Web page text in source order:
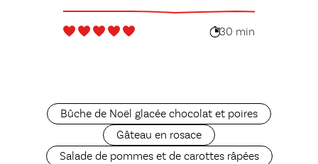
30 min
Bûche de Noël glacée chocolat et poires
Gâteau en rosace
Salade de pommes et de carottes râpées